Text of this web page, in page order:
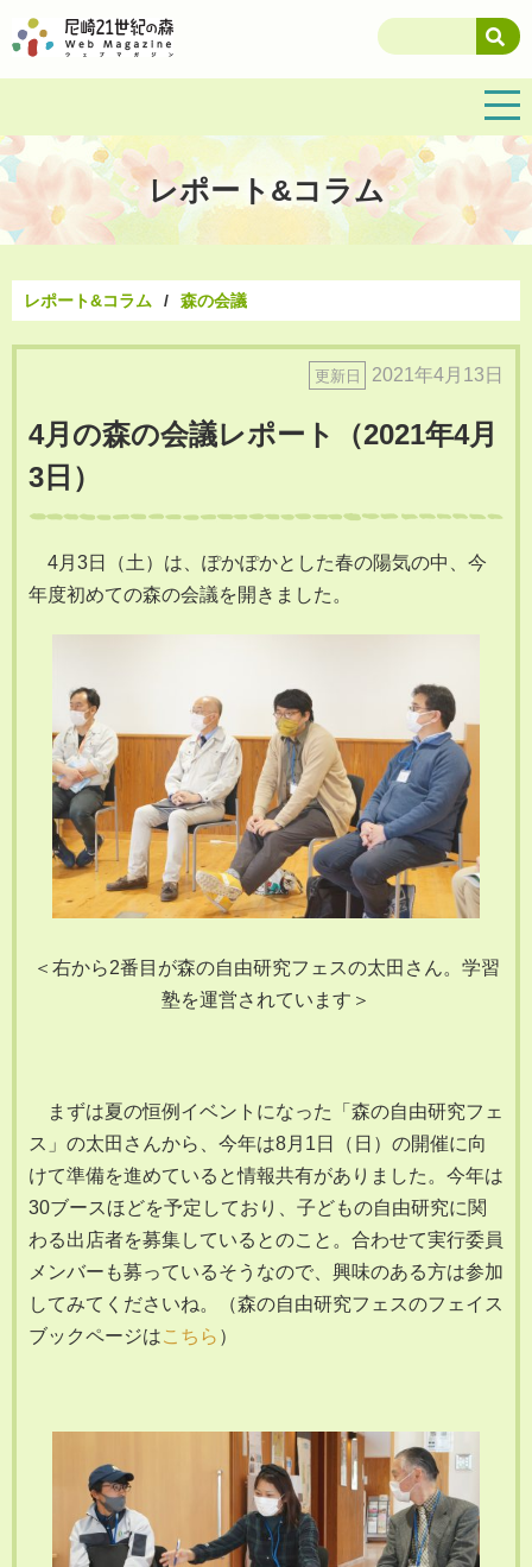
レポート&コラム
レポート&コラム 森の会議
更新日 2021年4月13日
4月の森の会議レポート（2021年4月
3日）
4月3日（土）は、ぽかぽかとした春の陽気の中、今
年度初めての森の会議を開きました。
＜右から2番目が森の自由研究フェスの太田さん。学習
塾を運営されています＞
まずは夏の恒例イベントになった「森の自由研究フェ
ス」の太田さんから、今年は8月1日（日）の開催に向
けて準備を進めていると情報共有がありました。今年は
30ブースほどを予定しており、子どもの自由研究に関
わる出店者を募集しているとのこと。合わせて実行委員
メンバーも募っているそうなので、興味のある方は参加
してみてくださいね。（森の自由研究フェスのフェイス
ブックページはこちら ）